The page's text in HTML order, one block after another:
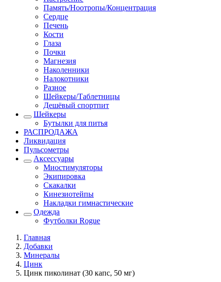
Память/Ноотропы/Концентрация
Сердце
Печень
Кости
Глаза
Почки
Магнезия
Наколенники
Налокотники
Разное
Шейкеры/Таблетницы
Дешёвый спортпит
Шейкеры
Бутылки для питья
РАСПРОДАЖА
Ликвидация
Пульсометры
Аксессуары
Миостимуляторы
Экипировка
Скакалки
Кинезиотейпы
Накладки гимнастические
Одежда
Футболки Rogue
Главная
Добавки
Минералы
Цинк
Цинк пиколинат (30 капс, 50 мг)